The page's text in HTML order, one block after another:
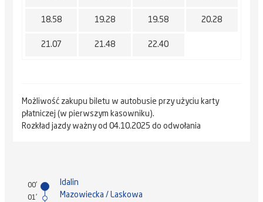
18.58 19.28 19.58 20.28
21.07 21.48 22.40
Możliwość zakupu biletu w autobusie przy użyciu karty
płatniczej (w pierwszym kasowniku).
Rozkład jazdy ważny od 04.10.2025 do odwołania
00' Idalin
01' Mazowiecka / Laskowa